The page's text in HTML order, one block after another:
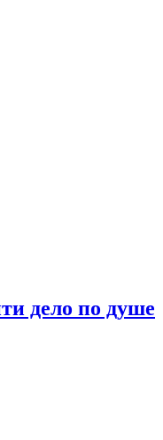
дело по душе